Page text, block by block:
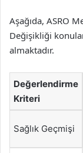
Aşağıda, ASRO
Değişikliği
almaktadır.
Değerlendirme
Kriteri
Sağlık Geçmişi